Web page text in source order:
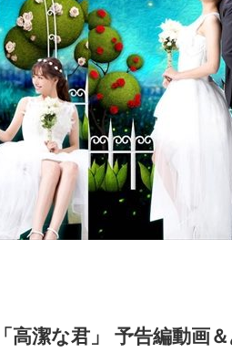
高潔な君」 予告編動画